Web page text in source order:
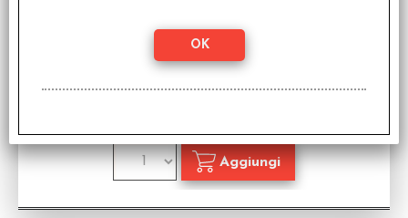
Lovecraft - Le Montagne della Follia (Collector
Box 4 Volumi)
Fumetto Manga - H.P. Lovecraft
Disponibilità: NON DISPONIBILE